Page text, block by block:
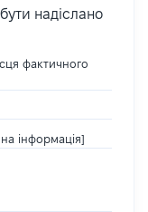
надіслано
фактичного
інформація]